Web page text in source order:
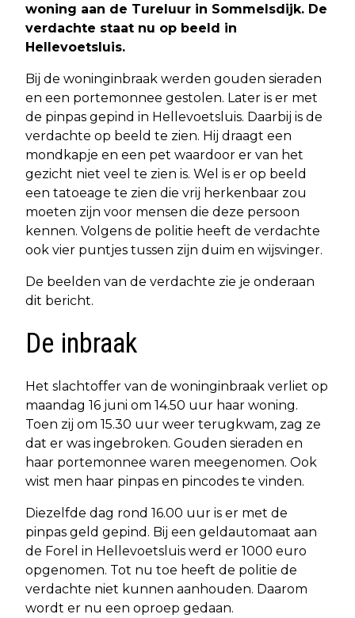
woning aan de Tureluur in Sommelsdijk. De
verdachte staat nu op beeld in
Hellevoetsluis.
Bij de woninginbraak werden gouden sieraden
en een portemonnee gestolen. Later is er met
de pinpas gepind in Hellevoetsluis. Daarbij is de
verdachte op beeld te zien. Hij draagt een
mondkapje en een pet waardoor er van het
gezicht niet veel te zien is. Wel is er op beeld
een tatoeage te zien die vrij herkenbaar zou
moeten zijn voor mensen die deze persoon
kennen. Volgens de politie heeft de verdachte
ook vier puntjes tussen zijn duim en wijsvinger.
De beelden van de verdachte zie je onderaan
dit bericht.
De inbraak
Het slachtoffer van de woninginbraak verliet op
maandag 16 juni om 14.50 uur haar woning.
Toen zij om 15.30 uur weer terugkwam, zag ze
dat er was ingebroken. Gouden sieraden en
haar portemonnee waren meegenomen. Ook
wist men haar pinpas en pincodes te vinden.
Diezelfde dag rond 16.00 uur is er met de
pinpas geld gepind. Bij een geldautomaat aan
de Forel in Hellevoetsluis werd er 1000 euro
opgenomen. Tot nu toe heeft de politie de
verdachte niet kunnen aanhouden. Daarom
wordt er nu een oproep gedaan.